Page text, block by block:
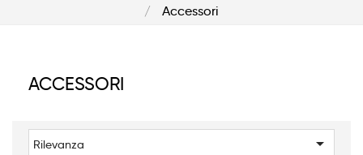
Accessori
ACCESSORI
Rilevanza 